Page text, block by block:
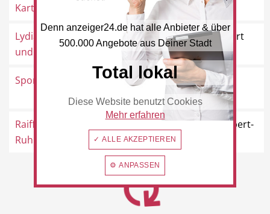
Beauty & Wellness Auto
Handwerk Sport & Freizeit
Dienstleistungen
Kartonagen
Velbert
Lydia Kostka Schul-
und Bastelbe...
Hellerstraße 9, 42555 Velbert
Sportdirekt Lungwitz Friedrich-Ebert-Straße 255,
42549 Velbert
Raiffeisen
Ruhrgebiet eG
Hauptstraße 6a, 42555 Velbert-
Langenberg
Denn anzeiger24.de hat alle Anbieter & über
500.000 Angebote aus Deiner Stadt
Total lokal
Diese Website benutzt Cookies
Mehr erfahren
✓ ALLE AKZEPTIEREN
⚙ ANPASSEN